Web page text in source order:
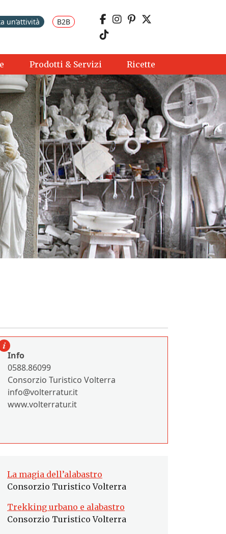
un’attività B2B
Prodotti & Servizi Ricette
Info
0588.86099
Consorzio Turistico Volterra
info@volterratur.it
www.volterratur.it
La magia dell’alabastro
Consorzio Turistico Volterra
Trekking urbano e alabastro
Consorzio Turistico Volterra